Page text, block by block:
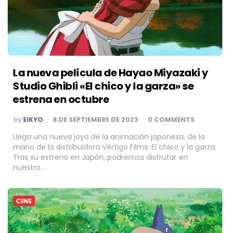
La nueva película de Hayao Miyazaki y
Studio Ghibli «El chico y la garza» se
estrena en octubre
POSTED
BY
by EIKYO 8 DE SEPTIEMBRE DE 2023 0 COMMENTS
Llega una nueva joya de la animación japonesa, de la
mano de la distribuidora Vértigo Films: El chico y la garza.
Tras su estreno en Japón, podremos disfrutar en
nuestro…
CINE